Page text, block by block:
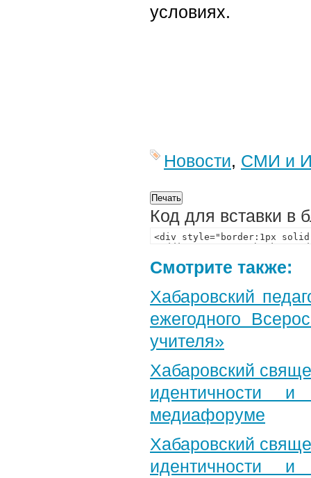
условиях.
Новости, СМИ и
Код для вставки в
Смотрите также:
Хабаровский
ежегодного
учителя»
Хабаровский
идентичности
медиафоруме
Хабаровский
идентичности